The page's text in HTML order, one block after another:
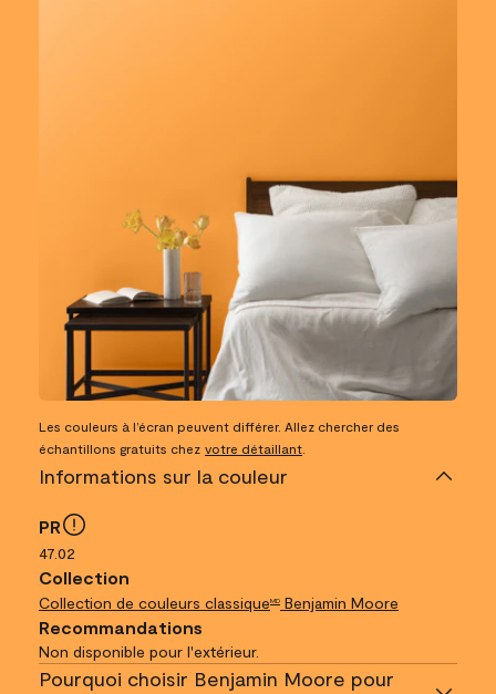
Les couleurs à l’écran peuvent différer. Allez chercher des
échantillons gratuits chez votre détaillant
Informations sur la couleur
PR
47.02
Collection
Collection de couleurs classiqueMD Benjamin Moore
Recommandations
Non disponible pour l'extérieur.
Pourquoi choisir Benjamin Moore pour